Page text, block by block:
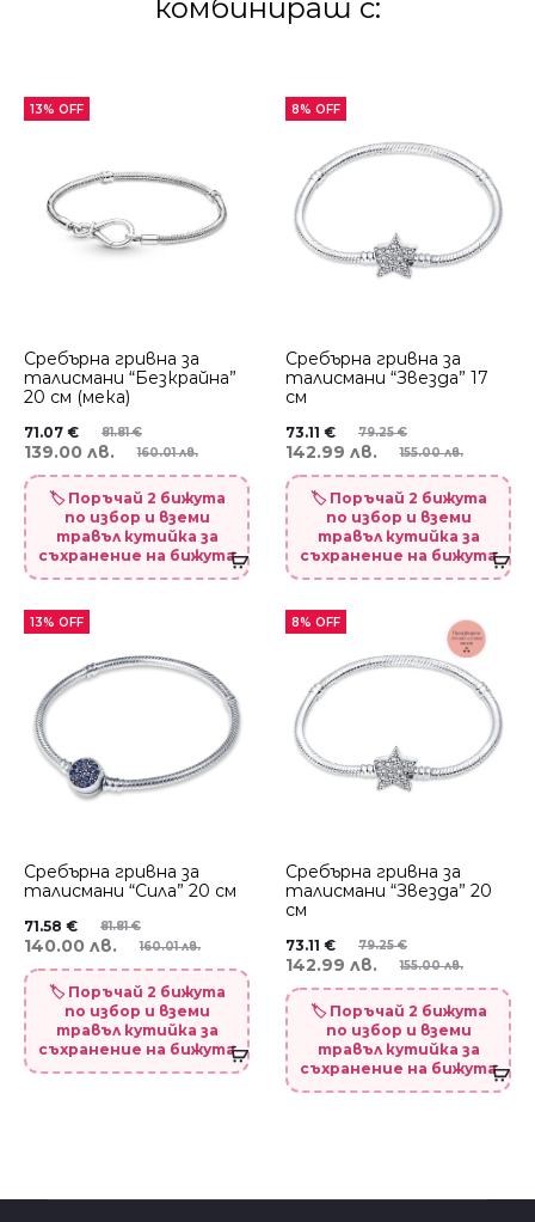
комбинираш с:
13% OFF
Сребърна гривна за
талисмани “Безкрайна”
20 см (мека)
81.81€
71.07 €
160.01 лв.
139.00 лв.
🏷️ Поръчай 2 бижута
по избор и вземи
травъл кутийка за
съхранение на бижута
8% OFF
Сребърна гривна за
талисмани “Звезда” 17
см
79.25€
73.11 €
155.00 лв.
142.99 лв.
🏷️ Поръчай 2 бижута
по избор и вземи
травъл кутийка за
съхранение на бижута
13% OFF
Сребърна гривна за
талисмани “Сила” 20 см
81.81€
71.58 €
160.01 лв.
140.00 лв.
🏷️ Поръчай 2 бижута
по избор и вземи
травъл кутийка за
съхранение на бижута
8% OFF
Сребърна гривна за
талисмани “Звезда” 20
см
79.25€
73.11 €
155.00 лв.
142.99 лв.
🏷️ Поръчай 2 бижута
по избор и вземи
травъл кутийка за
съхранение на бижута